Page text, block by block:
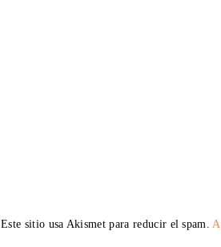
Este sitio usa Akismet para reducir el spam.